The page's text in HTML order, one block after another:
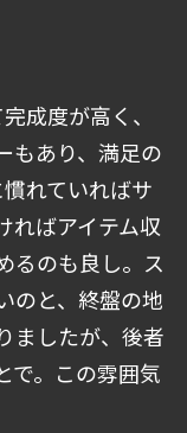
成度が高く、
もあり、満足の
慣れていればサ
ればアイテム収
るのも良し。ス
のと、終盤の地
ましたが、後者
で。この雰囲気